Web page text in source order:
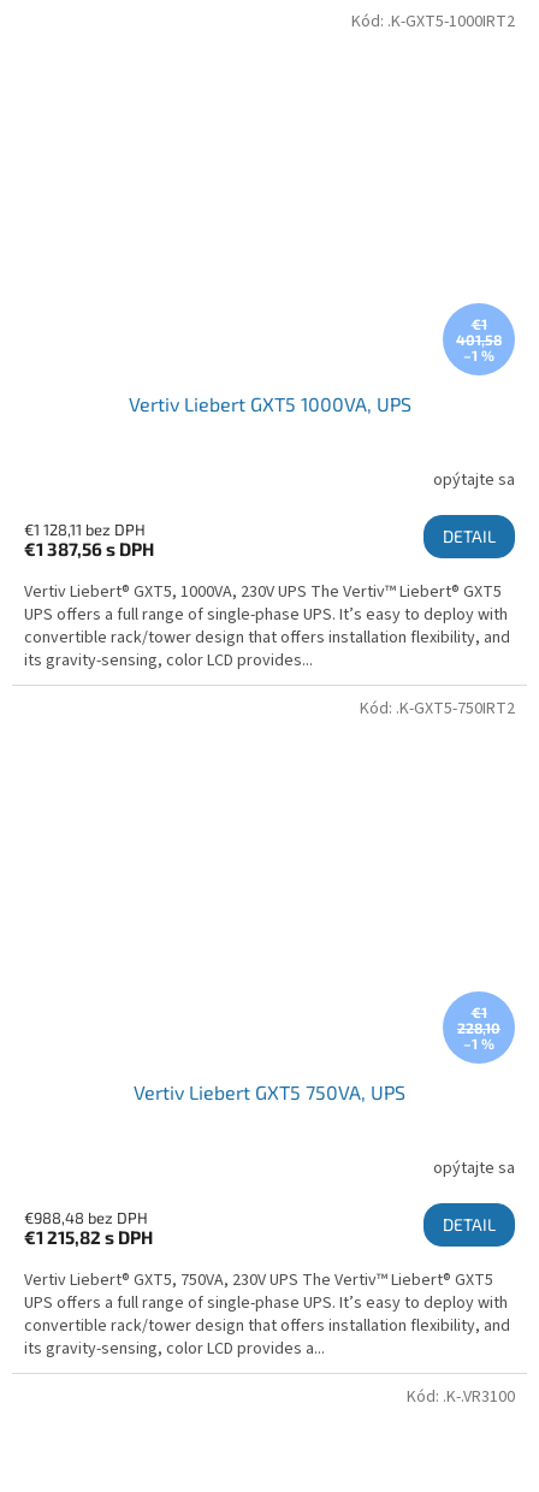
€1
401,58
–1 %
Vertiv Liebert GXT5 1000VA, UPS
opýtajte sa
€1 128,11 bez DPH
€1 387,56s DPH
DETAIL
Vertiv Liebert® GXT5, 1000VA, 230V UPS The Vertiv™ Liebert® GXT5
UPS offers a full range of single-phase UPS. It’s easy to deploy with
convertible rack/tower design that offers installation flexibility, and
its gravity-sensing, color LCD provides...
Kód: .K-GXT5-1000IRT2
€1
228,10
–1 %
Vertiv Liebert GXT5 750VA, UPS
opýtajte sa
€988,48 bez DPH
€1 215,82 s DPH
DETAIL
Vertiv Liebert® GXT5, 750VA, 230V UPS The Vertiv™ Liebert® GXT5
UPS offers a full range of single-phase UPS. It’s easy to deploy with
convertible rack/tower design that offers installation flexibility, and
its gravity-sensing, color LCD provides a...
Kód: .K-GXT5-750IRT2
Kód: .K-.VR3100